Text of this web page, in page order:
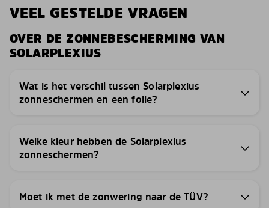
VEEL GESTELDE VRAGEN
OVER DE ZONNEBESCHERMING VAN
SOLARPLEXIUS
Wat is het verschil tussen Solarplexius
zonneschermen en een folie?
Welke kleur hebben de Solarplexius
zonneschermen?
Moet ik met de zonwering naar de TÜV?